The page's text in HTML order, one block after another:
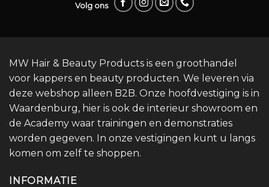
Volg ons
MW Hair & Beauty Products is een groothandel
voor kappers en beauty producten. We leveren via
deze webshop alleen B2B. Onze hoofdvestiging is in
Waardenburg, hier is ook de interieur showroom en
de Academy waar trainingen en demonstraties
worden gegeven. In onze vestigingen kunt u langs
komen om zelf te shoppen.
INFORMATIE